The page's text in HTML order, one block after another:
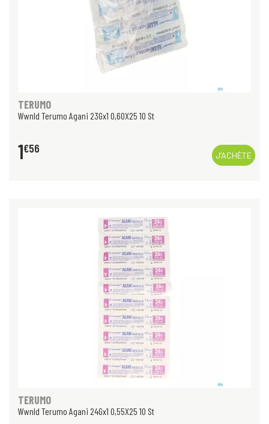
TERUMO
Wwnld Terumo Agani 23Gx1 0,60X25 10 St
1€56
J’ACHÈTE
TERUMO
Wwnld Terumo Agani 24Gx1 0,55X25 10 St